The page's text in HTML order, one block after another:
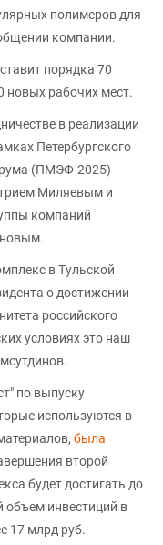
полимеров для
компании.
порядка 70
новых рабочих мест.
в реализации
Петербургского
(ПМЭФ-2025)
Миляевым и
компаний
в Тульской
о достижении
российского
условиях это наш
по выпуску
используются в
была
второй
будет достигать до
объем инвестиций в
17 млрд руб.